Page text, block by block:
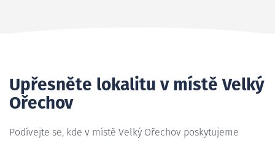
Upřesněte lokalitu v místě Velký
Ořechov
Podívejte se, kde v místě Velký Ořechov poskytujeme